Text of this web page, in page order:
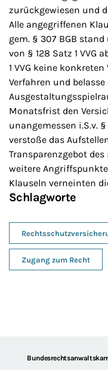
zurückgewiesen und
Alle angegriffenen
gem. § 307 BGB
von § 128 Satz 1 VVG
1 VVG keine
Verfahren und
Monatsfrist den
unangemessen i.S.v. §
verstoße das
Transparenzgebot des
weitere
Klauseln verneinten
Schlagworte
Zugang zum Recht
Footer